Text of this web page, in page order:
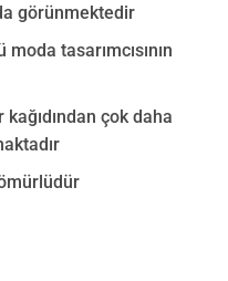
görünmektedir
tasarımcısının
çok daha